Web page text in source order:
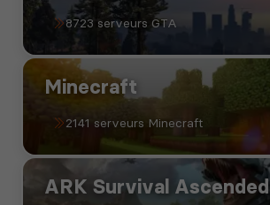
8723 serveurs GTA
Minecraft
2141 serveurs Minecraft
ARK Survival Ascended